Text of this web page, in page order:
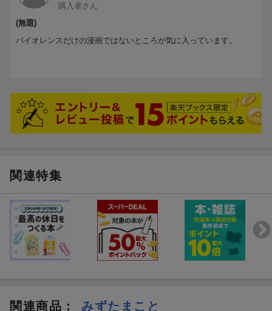
購入者さん
(無題)
バイオレンスだけの漫画ではないところが気に入っています。
関連特集
関連商品 ： みずたまこと